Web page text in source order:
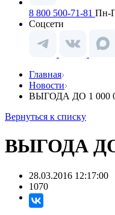
8 800 500-71-81 Пн-
Соцсети
Главная
Новости
ВЫГОДА ДО 1
Вернуться к списку
ВЫГОДА
28.03.2016 12:17:00
1070